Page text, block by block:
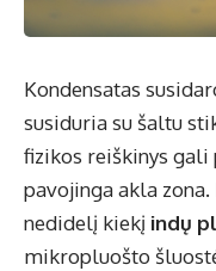
Kondensatas
susiduria su šaltu
fizikos reiškinys
pavojinga akla
nedidelį kiekį indų
mikropluošto